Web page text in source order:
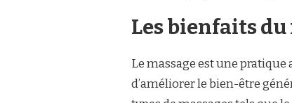
Les bienfaits
Le massage est une
d’améliorer le bien-être